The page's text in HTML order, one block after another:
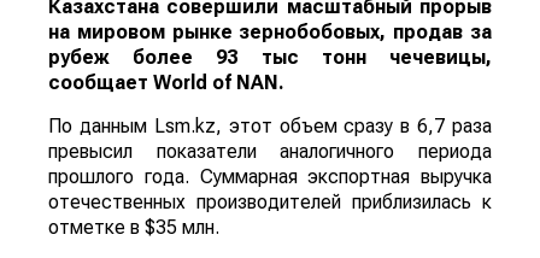
Казахстана совершили масштабный прорыв
на мировом рынке зернобобовых, продав за
рубеж более 93 тыс тонн чечевицы,
сообщает World of NAN .
По данным Lsm.kz, этот объем сразу в 6,7 раза
превысил показатели аналогичного периода
прошлого года. Суммарная экспортная выручка
отечественных производителей приблизилась к
отметке в $35 млн.